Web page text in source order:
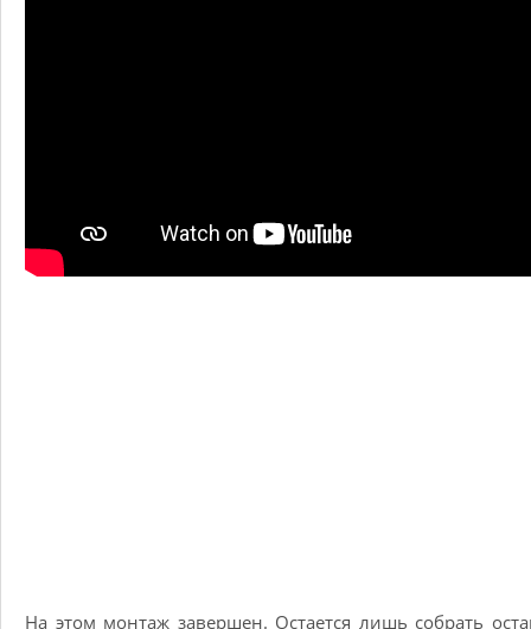
На этом монтаж завершен. Остается лишь собрать